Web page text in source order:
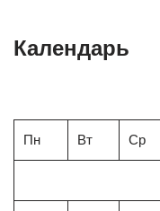
Календарь
Пн Вт Ср